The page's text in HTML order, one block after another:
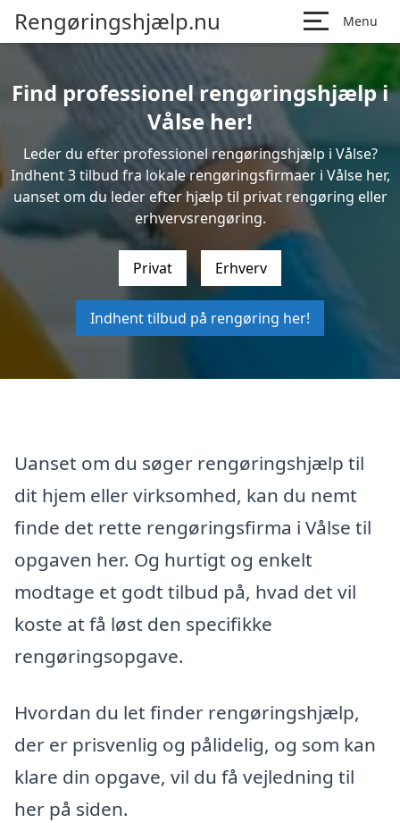
Rengøringshjælp.nu Menu
Find professionel rengøringshjælp i
Vålse her!
Leder du efter professionel rengøringshjælp i Vålse?
Indhent 3 tilbud fra lokale rengøringsfirmaer i Vålse her,
uanset om du leder efter hjælp til privat rengøring eller
erhvervsrengøring.
Privat Erhverv
Indhent tilbud på rengøring her!
Uanset om du søger rengøringshjælp til
dit hjem eller virksomhed, kan du nemt
finde det rette rengøringsfirma i Vålse til
opgaven her. Og hurtigt og enkelt
modtage et godt tilbud på, hvad det vil
koste at få løst den specifikke
rengøringsopgave.
Hvordan du let finder rengøringshjælp,
der er prisvenlig og pålidelig, og som kan
klare din opgave, vil du få vejledning til
her på siden.